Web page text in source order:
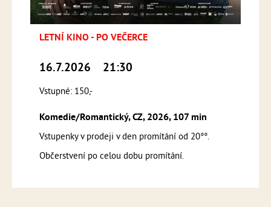
LETNÍ KINO - PO VEČERCE
16.7.2026 21:30
Vstupné: 150,-
Komedie/Romantický, CZ, 2026, 107 min
Vstupenky v prodeji v den promítání od 20°°.
Občerstvení po celou dobu promítání.